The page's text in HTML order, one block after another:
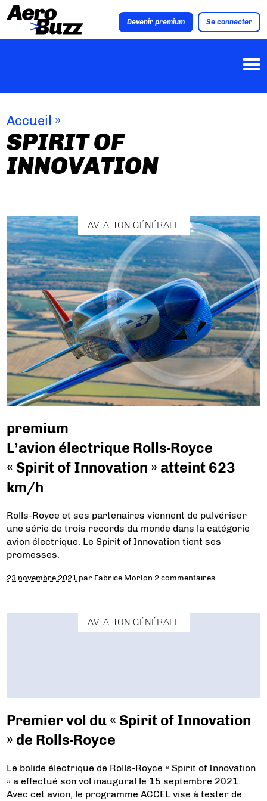
Devenir premium Se connecter
Accueil »
SPIRIT OF
INNOVATION
AVIATION GÉNÉRALE
premium
L’avion électrique Rolls-Royce
« Spirit of Innovation » atteint 623
km/h
Rolls-Royce et ses partenaires viennent de pulvériser
une série de trois records du monde dans la catégorie
avion électrique. Le Spirit of Innovation tient ses
promesses.
23 novembre 2021 par Fabrice Morlon 2 commentaires
AVIATION GÉNÉRALE
Premier vol du « Spirit of Innovation
» de Rolls-Royce
Le bolide électrique de Rolls-Royce « Spirit of Innovation
» a effectué son vol inaugural le 15 septembre 2021.
Avec cet avion, le programme ACCEL vise à tester de